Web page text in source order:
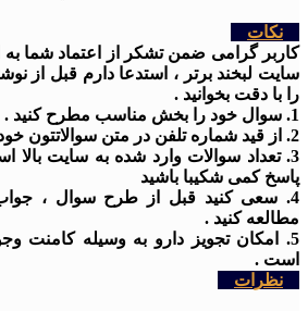
نکات
کاربر گرامی ضمن تشکر از اعتماد شما
سایت لبخند برتر ، استدعا دارم قبل از
را با دقت بخوانید .
1. سوال خود را بخش مناسب مطرح کنید .
2. از قید شماره تلفن در متن سوالاتتون خود داری فرمایید .
3. تعداد سوالات وارد شده به سایت
پاسخ کمی شکیبا باشید
4. سعی کنید قبل از طرح سوال ، جواب
مطالعه کنید .
5. امکان تجویز دارو به وسیله کامنت
است .
نظرات